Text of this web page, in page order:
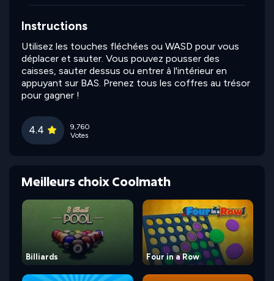
Instructions
Utilisez les touches fléchées ou WASD pour vous
déplacer et sauter. Vous pouvez pousser des
caisses, sauter dessus ou entrer à l'intérieur en
appuyant sur BAS. Prenez tous les coffres au trésor
pour gagner !
4.4
9,760
Votes
Meilleurs choix Coolmath
Billiards Four in a Row